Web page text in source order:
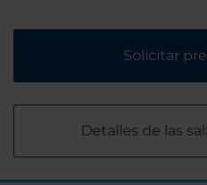
Solicitar
Detalles de las